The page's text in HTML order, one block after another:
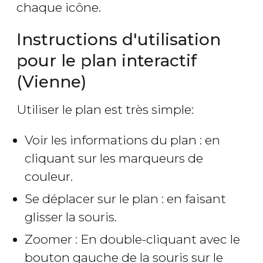
chaque icône.
Instructions d'utilisation
pour le plan interactif
(Vienne)
Utiliser le plan est très simple:
Voir les informations du plan : en
cliquant sur les marqueurs de
couleur.
Se déplacer sur le plan : en faisant
glisser la souris.
Zoomer : En double-cliquant avec le
bouton gauche de la souris sur le